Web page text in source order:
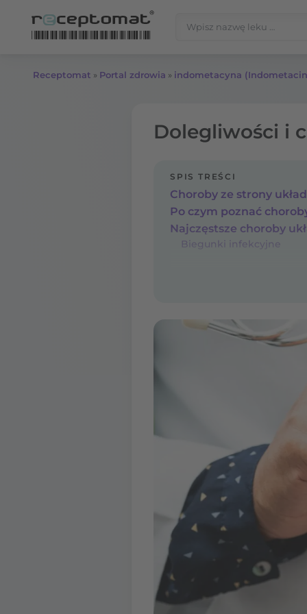
Receptomat » Portal zdrowia » indometacyna
Dolegliwości i
SPIS TREŚCI
Choroby ze strony
Najczęstsze choroby
Biegunki infekcyjne